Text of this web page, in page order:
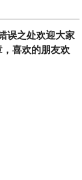
误之处欢迎大家
喜欢的朋友欢